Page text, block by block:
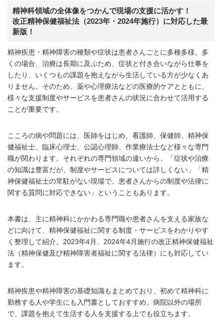
精神科領域の全体像をつかんで現場の支援に活かす！
改正精神保健福祉法（2023年・2024年施行）に対応した最
新版！
精神疾患・精神障害の種類や症状は患者さんごとに多種多様。多
くの場合、治療は長期に及ぶため、症状と付き合いながら仕事を
したり、いくつもの課題を抱えながら生活している方が少なくあ
りません。そのため、薬や心理療法などの医療的ケアとともに、
様々な支援制度やサービスを患者さんの状況に合わせて活用する
ことが重要です。
こころの病や問題には、医師をはじめ、看護師、保健師、精神保
健福祉士、臨床心理士、公認心理師、作業療法士など様々な専門
職が関わります。それぞれの専門領域の違いから、「症状や治療
の知識は豊富だが、制度やサービスについては詳しくない」「精
神保健福祉士の常駐がない現場で、患者さんからの制度や法律に
関する質問に対応できない」ということもあります。
本書は、主に精神科にかかわる専門職や患者さんを支える家族な
どに向けて、精神保健福祉に関する制度・サービスをわかりやす
く整理して紹介。2023年4月、2024年4月施行の改正精神保健福祉
法（精神保健及び精神障害者福祉に関する法律）にも対応してい
ます。
精神疾患や精神障害の基礎知識もまとめており、初めて精神科に
勤務する人や学生にも入門書としておすすめ。病院以外の場所
で、課題を抱えて生活する人を支援する上でも役立ちます。